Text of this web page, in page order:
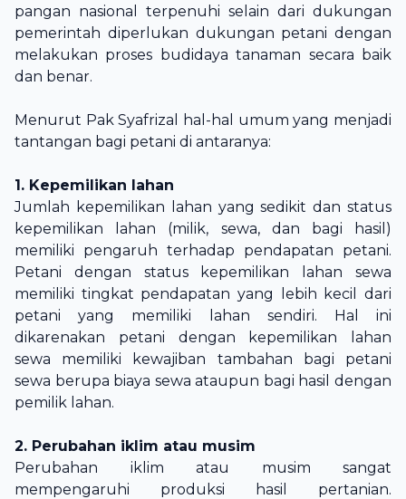
pangan nasional terpenuhi selain dari dukungan
pemerintah diperlukan dukungan petani dengan
melakukan proses budidaya tanaman secara baik
dan benar.
Menurut Pak Syafrizal hal-hal umum yang menjadi
tantangan bagi petani di antaranya:
1. Kepemilikan lahan
Jumlah kepemilikan lahan yang sedikit dan status
kepemilikan lahan (milik, sewa, dan bagi hasil)
memiliki pengaruh terhadap pendapatan petani.
Petani dengan status kepemilikan lahan sewa
memiliki tingkat pendapatan yang lebih kecil dari
petani yang memiliki lahan sendiri. Hal ini
dikarenakan petani dengan kepemilikan lahan
sewa memiliki kewajiban tambahan bagi petani
sewa berupa biaya sewa ataupun bagi hasil dengan
pemilik lahan.
2. Perubahan iklim atau musim
Perubahan iklim atau musim sangat
mempengaruhi produksi hasil pertanian.